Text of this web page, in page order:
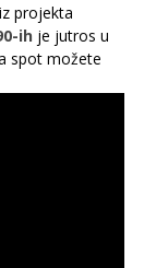
projekta
ih je jutros u
spot možete